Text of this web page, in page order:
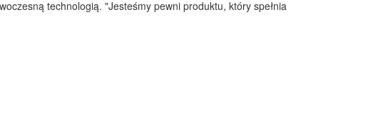
technologią. "Jesteśmy pewni produktu, który spełnia